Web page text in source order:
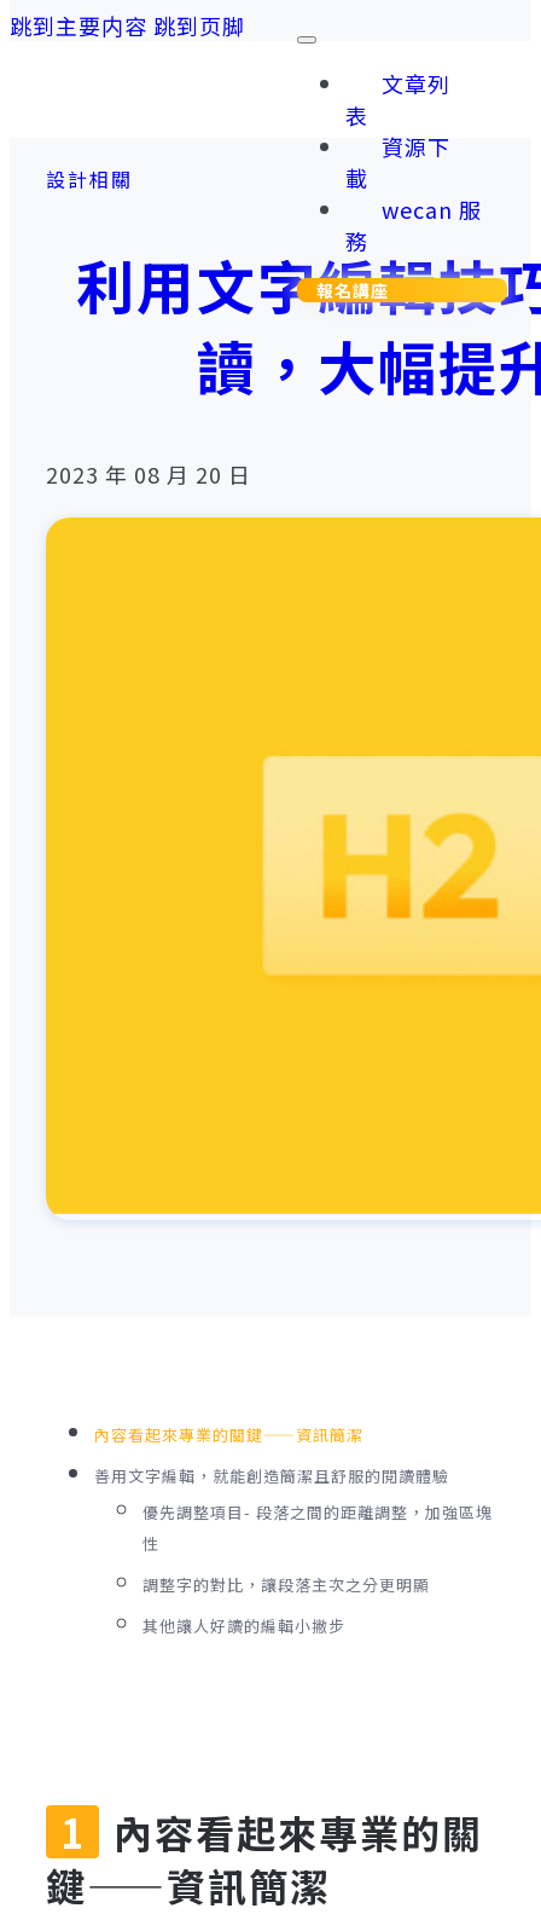
跳到主要内容 跳到页脚
文章列
表
資源下
載
wecan 服
務
報名講座
設計相關
利用文字編輯技
讀，大幅提
2023 年 08 月 20 日
內容看起來專業的關鍵——資訊簡潔
善用文字編輯，就能創造簡潔且舒服的閱讀體驗
優先調整項目- 段落之間的距離調整，加強區塊
性
調整字的對比，讓段落主次之分更明顯
其他讓人好讀的編輯小撇步
內容看起來專業的關
鍵——資訊簡潔